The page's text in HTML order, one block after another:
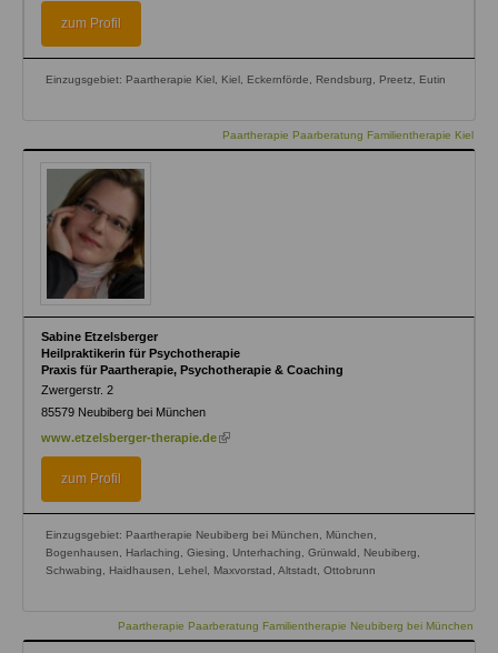
zum Profil
Einzugsgebiet: Paartherapie Kiel, Kiel, Eckernförde, Rendsburg, Preetz, Eutin
Paartherapie Paarberatung Familientherapie Kiel
Sabine Etzelsberger
Heilpraktikerin für Psychotherapie
Praxis für Paartherapie, Psychotherapie & Coaching
Zwergerstr. 2
85579 Neubiberg bei München
www.etzelsberger-therapie.de (link
zum Profil
Einzugsgebiet: Paartherapie Neubiberg bei München, München,
Bogenhausen, Harlaching, Giesing, Unterhaching, Grünwald, Neubiberg,
Schwabing, Haidhausen, Lehel, Maxvorstad, Altstadt, Ottobrunn
Paartherapie Paarberatung Familientherapie Neubiberg bei München